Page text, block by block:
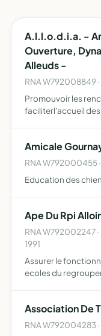
A.l.l.o.d.i.a. -
Ouverture,
Alleuds -
RNA W792008849
Promouvoir les
faciliterl'accueil
Amicale
RNA W792000455
Education des
Ape Du Rpi
RNA W792002247
1991
Assurer le
ecoles du
Association De
RNA W792004283